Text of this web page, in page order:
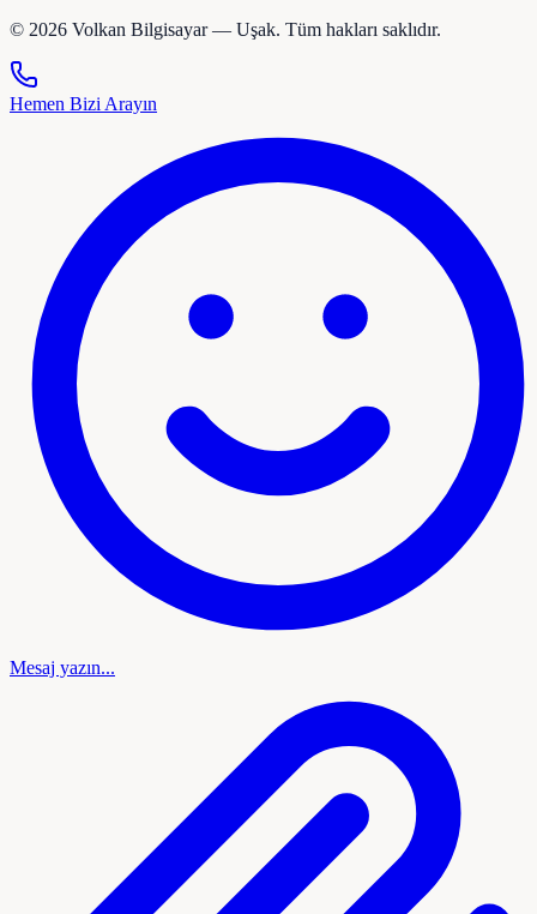
© 2026 Volkan Bilgisayar — Uşak. Tüm hakları saklıdır.
Hemen Bizi Arayın
Mesaj yazın...